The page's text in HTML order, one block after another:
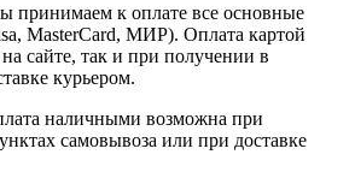
принимаем к оплате все основные
MasterCard, МИР). Оплата картой
на сайте, так и при получении в
курьером.
наличными возможна при
самовывоза или при доставке